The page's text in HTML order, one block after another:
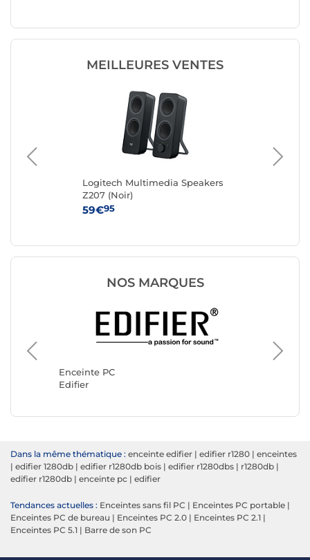
MEILLEURES VENTES
Logitech Multimedia Speakers
Z207 (Noir)
59€95
NOS MARQUES
Enceinte PC
Edifier
Dans la même thématique : enceinte edifier | edifier r1280 | enceintes
| edifier 1280db | edifier r1280db bois | edifier r1280dbs | r1280db |
edifier r1280db | enceinte pc | edifier
Tendances actuelles : Enceintes sans fil PC | Enceintes PC portable |
Enceintes PC de bureau | Enceintes PC 2.0 | Enceintes PC 2.1 |
Enceintes PC 5.1 | Barre de son PC